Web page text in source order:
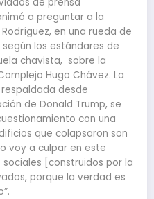
a preguntar a la
en una rueda de
los estándares de
chavista, sobre la
Hugo Chávez. La
desde
de Donald Trump, se
con una
que colapsaron son
voy a culpar en este
[construidos por la
porque la verdad es